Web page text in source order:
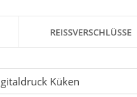
REISSVERSCHLÜSSE
Küken